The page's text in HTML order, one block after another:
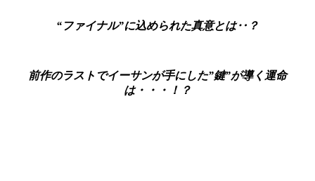
“ファイナル”に込められた真意とは‥？
前作のラストでイーサンが手にした”鍵”が導く運命
は・・・！？